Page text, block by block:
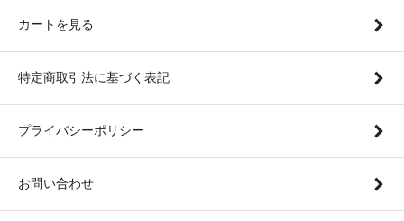
カートを見る
特定商取引法に基づく表記
プライバシーポリシー
お問い合わせ